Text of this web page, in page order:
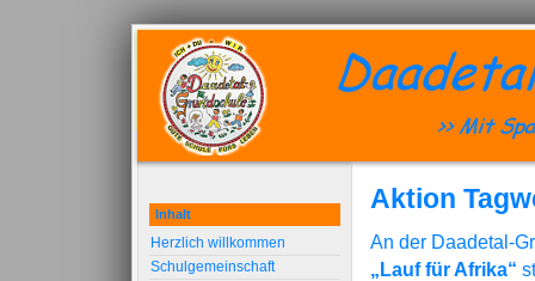
Aktion
An der Daadetal-
„Lauf für Afrika“
Inhalt
Herzlich willkommen
Schulgemeinschaft